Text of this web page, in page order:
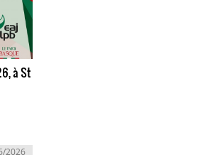
à St
2026